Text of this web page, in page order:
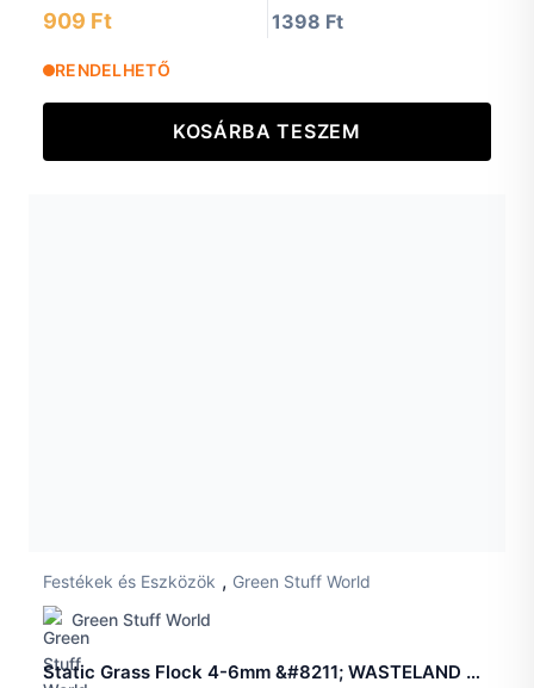
909 Ft 1398 Ft
RENDELHETŐ
KOSÁRBA TESZEM
Festékek és Eszközök , Green Stuff World
Green Stuff World
Static Grass Flock 4-6mm &#8211; WASTELAND WEED &#8211; 200 ml